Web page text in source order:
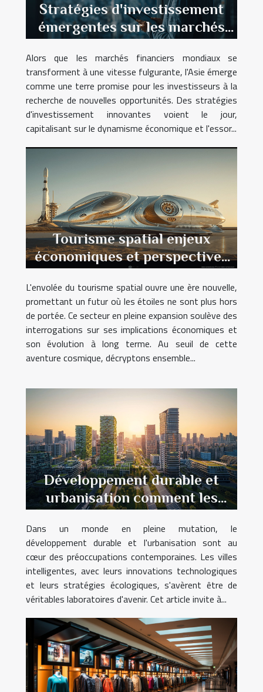
Stratégies d'investissement
émergentes sur les marchés
asiatiques perspectives et
risques
Alors que les marchés financiers mondiaux se
transforment à une vitesse fulgurante, l'Asie émerge
comme une terre promise pour les investisseurs à la
recherche de nouvelles opportunités. Des stratégies
d'investissement innovantes voient le jour,
capitalisant sur le dynamisme économique et l'essor...
Tourisme spatial enjeux
économiques et perspectives
d'avenir
L'envolée du tourisme spatial ouvre une ère nouvelle,
promettant un futur où les étoiles ne sont plus hors
de portée. Ce secteur en pleine expansion soulève des
interrogations sur ses implications économiques et
son évolution à long terme. Au seuil de cette
aventure cosmique, décryptons ensemble...
Développement durable et
urbanisation comment les
villes intelligentes façonnent
l'avenir
Dans un monde en pleine mutation, le
développement durable et l'urbanisation sont au
cœur des préoccupations contemporaines. Les villes
intelligentes, avec leurs innovations technologiques
et leurs stratégies écologiques, s'avèrent être de
véritables laboratoires d'avenir. Cet article invite à...